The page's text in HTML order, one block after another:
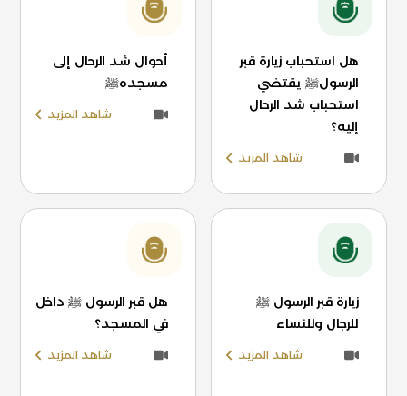
هل استحباب زيارة قبر
الرسولﷺ يقتضي
استحباب شد الرحال
إليه؟
شاهد المزيد
أحوال شد الرحال إلى
مسجدهﷺ
شاهد المزيد
زيارة قبر الرسول ﷺ
للرجال وللنساء
شاهد المزيد
هل قبر الرسول ﷺ داخل
في المسجد؟
شاهد المزيد